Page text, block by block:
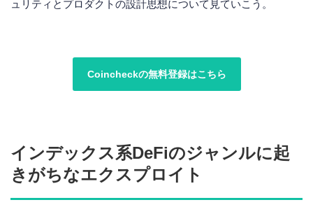
ュリティとプロダクトの設計思想について見ていこう。
Coincheckの無料登録はこちら
インデックス系DeFiのジャンルに起
きがちなエクスプロイト